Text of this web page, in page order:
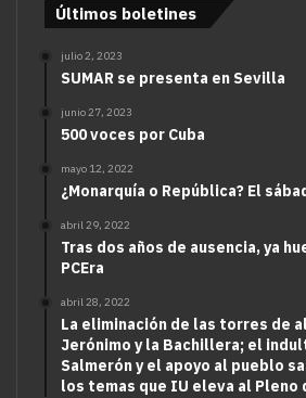
Últimos boletines
julio 2, 2023
SUMAR se presenta en Sevilla
junio 27, 2023
500 voces por Cuba
mayo 12, 2022
¿Monarquía o República? El
abril 29, 2022
Tras dos años de ausencia, ya
PCEra
abril 28, 2022
La eliminación de las torres de
Jerónimo y la Bachillera; el
Salmerón y el apoyo al pueblo
los temas que IU eleva al Pleno